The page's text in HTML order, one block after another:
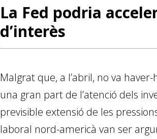
La Fed podria
d’interès
Malgrat que, a l’abril, no va
una gran part de l’atenció dels
previsible extensió de les
laboral nord-americà van ser